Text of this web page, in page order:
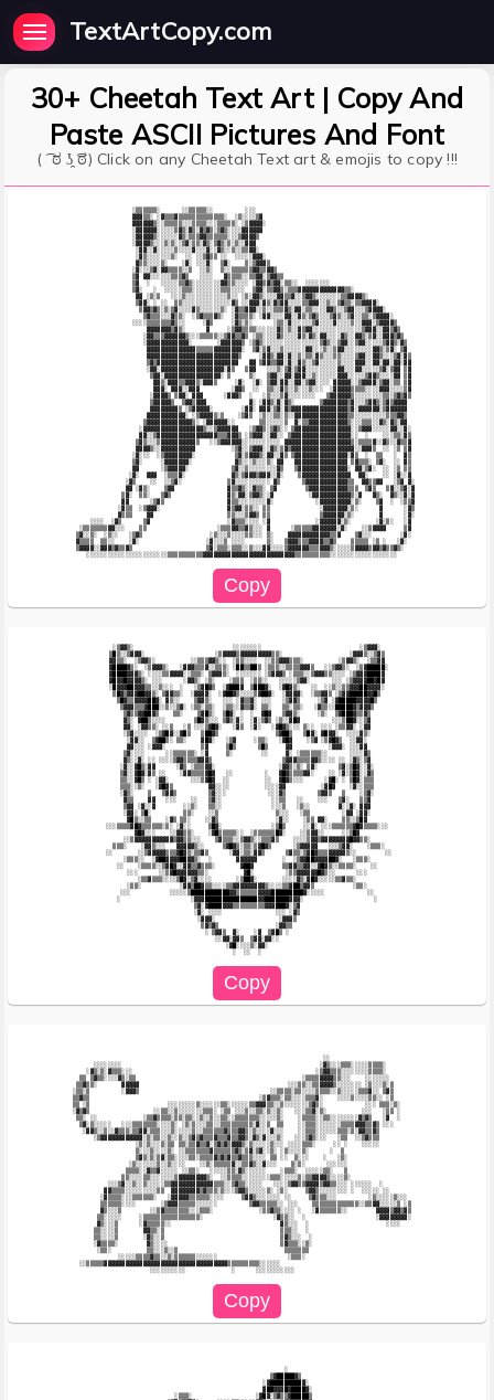
TextArtCopy.com
30+ Cheetah Text Art | Copy And
Paste ASCII Pictures And Font
( ͡ ಠ ʖ̯ ͡ಠ) Click on any Cheetah Text art & emojis to copy !!!
                ░▒▒▒▒▒▒░      ░░▒▒▒▒▒░░         ░░░
                ▓▓▓▒▒░ ░▓▒▒▒▓▒▒▒▒▒▒▒▒▒▒▒▒▒░  ░▒░░░░▒▓
                ▓▓▓▓▓▓▒░░▒▒▒▒▒░░░▒▒▒▒░░░▒▒▒▒▒░ ░▒▓▓▓▓░
                ░▓▓▓▓▓▓░░░░░▒▓▒░▓▒░▓▒▓▒░▒▓▒░░░░▓▓▓▓▓▓
                ░▓▓▓▓▓▒░░░░░░▓▒░▒▒▒▓▓▒▒▒▒▒▒░░░▒▓▓▓▓▒
                ░▓▓▓▓▒░░░▒░▒░░▒▓░▒▒░▓▒░▒▓▒░▒░▒░░▓▓▓
                 ░▓▓░░▓░░░░░▒░░░░▓░░░▓░░▓▒░░▒░░▒▒▓▓░
                 ░▓▒░░░░░░░▒░  ░░ ░░▒▓▒▒ ░░  ░░░░░▓▓▓░
                 ▓▒▒░░░░▒░    ░▓░ ░░░▓░  ▒▓░    ▒░▒▓▓▓▒
                ░▓░░░▒▓░▓▓▒▒▒▒░░▒  ░░▒░  ▒░░▒▒▒▒▒▒▓▓▒▒▓▓▒
                ▒▓ ▓▓░░░░░░▒▒▒▓▒   ░░░░   ▓▒▒▒▒░░▒▒▓▓░▒▓▓▒▒
                ▒▓  ░   ░░░░░▒▒▓▒░░░░░░░░▓▓▒▒░░░░ ░▓▓▒▓▒▓▓░▒▒░░  ░░░░░░░
                ▒▓░   ░  ░░░░░▒▒▒░░░░░░░░▒▒▒░░░░  ▒▓▓░▒▒▓▓▒░▒▒▒▓▓▓▓▓▓▓▓▓▓▓▓▓▒▒░
                 ▓▓ ░▒░▒   ░░░▒░░░░░░░░░░░░▒░░ ░▒░▓▓▒░░░░▓▓▒▒▓░░▒▓▓▒░░░░░░░▒▒▓▓▓▓▒░
                 ▒▓▓░ ░ ░░  ▒▒░░░░░░░░░░░░░░▓▒ ░░▓▓▓░▓▒░▓▒▓▓░░░░▒▒▓▓▓░░▒░░▒▓▒▒░▒▒▓▓▓▓░
                  ▒▓▓▒▓▒░▒░▒▓░░░░▓▒░░░░░░▒░ ░▓▒▒▓▓▓░░▒░░▒▒▒▓▒░▓▓░▒▒░░░░▓▓▒░░▒▓▓░░░▒▓▓▓▓░
                   ▒▓▒▒▒░░░▓▒▒░  ░▒▓▒▒▒▓▒░  ░▓▒▒▒▒░ ░▓▓░░░░▓▓░░▓▒░▒▓▒░░░▒▓▒░░▒▓░░▒▒░▒▓▓▓▓░
                ░░░░▒▒▒▒▒▒▒▓▒░░     ░▓▒     ░▓▒░▒░      ░▒▒░▓░░░░░░▒▓░░░░▓░░░░▒░░▓▓▓░▒▓▓▓▓▒
                    ▓▓▓▓▓▓▓▒▓▒░      ▓     ░▒▓▓▒▒▒▒░░░░░░▓▒░▒░░▓▒▓▓░░░░░░░░░░░░░░▒▓▓▓░░▓▓▒▓▒
                   ░▓▓▒▒▒▓▓▓▓▓▓▒░░░▒▒▒▒▒░░▒▓▓▒▒▓▒ ░▒▒░░░░▓▒░░░░▓▒░▓▒░▓▓░░░░▓▒░░▓▓▒░▒▓░░▓▓▓▒▓▒
                   ░▓▓▓▓▓▓▓▓▓▓▓▓░       ░▓▓▓▓▓▓▒ ░▒▓▒░░░░░░░░░░░░░░░░▒▓▒░░▒▓▓░░▒▓▓░░░░░▒▓▓▒░▓▒
                    ▓▓▓▓▓▓▓▓▓▓▓▓▓▓▒▒▒▒▒▓▓▓▓▓▓▓▓░  ▒▓░▒▓░░░▒░░░░░░▓▓░░░▒░░▒▓▓░░░░░░░░▓▓▒░▒▓░ ▒▓
                    ▓▓▓▓▓▓▓▓▓▓▓▓▓▓▓▓▓▓▓▓▓▓▓▓▓▓▒     ░▓▓▒░▓▓░▓░░▒░▒▒░▓▒░░░▒▒░░░░▒▓▓░░▓▓▒░░░▒▓░▓▒
                    ▒▓▒▓▓▓▓▓▓▓▓▓▓▓▓▓▓▓▓▓▓▓▓▓▓▓   ▓▓ ▒▓▓▒▒▓▓░▓░░▓▒░░▒▓░░░░░▒░░░░▓▓▓░░▓▓░▓▓░▓▓░▓▓
                    ░▓▓░▓▓▓▓▓▓▓▓▓▓▓▓▓▓▓▓▓▓░▓▒   ▒▓▓   ░░░▒░▒▓░▒▓▓░░░░░░░░░▓▓░░░▓▓░░░░░▒▓░▒▓▓ ▒▓
                     ▒▓▓░▓▓▓▓▓▓▓▓▓▓▓▓▓▓▓▓░ ▒     ▒░   ▒▓▓░░▓▓░▓▓▓░░▒░░░░░░▓▓▓░░░░░▒▓▓▒░░░░▓▓ ▒▓
                      ▓▓▒░▓▓▓▒▒▓▓▓▒░▓▓▓▒     ░▓░  ░▓░ ▒▓▓░▓▓░░▓▓░▒▓▓░░░░ ▓▓▓▓▓░░▒▓▓▓▓░▒▓▓░▒▒ ▒▓
                      ▓▓▓░ ▓▓▓░░▓▓▓         ░▓▓▒  ░░  ▒▒░░▓▒░░▒░░░▒░░░  ░▓▓▓▓▓▒▒▒▒░░░░▓▓▓░░░░▒▓
                     ░▓▓▓▓▒ ▒▓▓░ ▓▓▓      ░▓▓▓▒  ░   ░▒░░░▒▓░░░░░░░░   ▒▓▓▓▓▓▓▒░░░░░░░░▒▒░▒▓▒▓▒
                     ▒▓▓▓▓▓▒  ▒▓▓▒▓▓▓            ▓░ ░▓▓▒░▓░▓▒░       ▒▓▓▓▓▓▓▓▒▓░░░▒▓▓▒░▒▓▒▓▓▓▓
                     ▓▓▓▓▓▓▓▓▒ ░▒▓▓▓▓▓░        ░▓▓░ ▓▓▓░▒▓░▓▒▓▓▓▓▓▓▓▓▓▓▓▓▓▓▓▓▒▓░▓▓▓▓▓▓░▒▓▓▓▓▓▓
                    ▓▓▓▓▓▓▓▓▓▓▓░ ░▒▓▓▓▓▒░▒    ░▒▓▒  ░▒░░▒▒░▒░░▓▓▓▓▓▓▓▓▓▓▓▓▓▓▓▒▒░░░░░░░░░▒▒▒▓▓▒
                   ▒▓▓▓▓▓▓▓▓▓▓▓▓▓▒░ ░▓▓▓▓▓▓░░       ▒▒░░░░░▒  ▓░▒▒▓▓▓▓▓▓▓▓▓▓▓▒░░░▒▒▒░░▓▒░▓▒░▓▓
                  ░▓▓▓▓▓▓▓▓▓▓▓▓▓▓▓▓▓▒░░▒▓▓▓▓▓▓   ░▒▓▓▒░▒▓▒░░ ▒▓▓▓▓▓▓▓▓▓▓▓▓▓▓▓▓░░▒▓▓▓░░░░░▓▓░░▓░
                  ▓▓░░▒▓▓▓▓▓▓▓▓▓▓▓▓▓▓▓▓▓▒▒▒▓▓▓▒ ░▒▓▓▓░░▓▓░░ ▒▓▓▓▓▓▓▓▓▓▓▓▓▓▓▓▓▓░░  ░    ░░░▒▒░▓▒
                 ▒▓▒░░░▒▓▓▓▓▓▓▓▓▓▓▒   ░░▒▓▓▓▓▓▓░░░░░░░░░░░ ▓▓▓▓▓▓▓▓▓▓▓▓▓▓▓▓▓▓▓▒░▒▒▒▒▓░░▓▒░░▓▒▒▓
                 ▓▓▓▓▒░░▓▓▓▓▓▓▓▓▓▓          ░▒▓░░▒▓▓▓░░▓▒░▒▓▒▓▓▓▓▓▓▓▓▓▓▓▓▓▓▓▓▓▓░░▓▓▓▒  ░░ ░▒ ▒▓
                ░▓░░░  ░▒▓▓▓▓▓▓▓▓░           ▒▓░▒▓▓▓▒░▓▓░░▓▒ ▒▓▓▓▓▓▓▓▓▓▓▓▓▓▓▓░▓▒  ░  ▒▒   ░  ▓▒
                ▒▓░     ░▓▓▓▓▓▓▓░            ▓▒░░░▒░░░▒░ ▓▓   ▓▓▓▓▓▓▓▓▓▓▓▓▓▓▓ ▒▓▒▒▒░ ▒▓░  ░░ ▓▒
                ▓▓      ░▒▓▓▓▓▓░            ▒▓░░▒░░░░░░░░▓▒   ▒▓▓▓▓▓▓▓▓▓▓▓▓▓▓░ ▓▓░▒▓░  ░░ ░▒ ▒▒
               ░▓░  ▓▓▓  ░▒▒▒▓░             ▓▒░▒▓▓▓▒▓▓▓░░▓░    ▒▓▓▓▓▓▓▓▓▓▓▓▓▓▓  ▓▓░    ░░ ░▓░░▓
              ░▓▒    ░░  ░░▒▓░             ▒▓░░░░░░░░░░ ▓▒      ▒▓▓▓▓▓▓▓▓▓▓▓▓▒▒  ▓▓▒▒▓▓   ░▒▓ ▓░
              ▓▓ ░▓▒░    ▒▓▓               ▓▒▒▓▒░░▓▒▒░ ▒▓        ▒▓▓▓▓▓▓▓▓▓▓▓▒▒▒  ▒▓▒   ▒▓░░▒▓░▓
             ▒▓░  ▒▒░   ▒▓▒                ▓▒░▓▓░▒▓▓▒░░▓          ░▓▓▓▓▓▓▓▓▓▓▓▒░▓   ▓▒░  ▓▒░░▓░▓
             ▓▓      ░▒▓▒                  ▓▒▒░░░░░░░░▓░            ░▓▓▓▓▓▓▓▓▓░▒░    ▒▓  ░  ░▒▒▓
            ░▓▒▒  ░▒▓▓▓░                   ▓▒▓▓░▒▒░░ ▒▒              ░▓▓▓▓▓▓▓░▒░      ▓      ░▓▒
            ▓▒▒▒    ▓▓                     ▒▒░░░▒▓▓▒ ▒▒              ▒▓▓▓▓▓▓░▒░       ▓      ░▓░
    ░░░░  ░▓▒      ▒▓                      ░▓▒▒▒░░░░ ░▓             ░▓▓▓▓▓▓░▒░       ░▓░▒░   ░▓
░▒▒▒▒▒▒▒▓▓░░░    ▒▒                    ░▒▒▒▓▓▒▒▓▒░░░ ▓      ░▒▒▒▒▒▓▓▓▓▓▓▓░▓░    ░░▒▓▓▓▓     ▒▓
▒▓░░▒░  ░▒░░   ░▒▓▒                   ░▒░░░▒░░░░▒▒░░░ ▒░    ▓▓▓▓▓▓▓▓▓▓▓▓▒▒▓    ▒▓░░░        ░▓░
▓▒▒▒▒  ▒▒░░    ░▓░                   ░▓░░░▒ ░░░░      ▒░   ▒▓▓▓▒▒▒▓▓▓▓▒▒▓▒    ▒▒▒▒▒ ░▒ ░   ░▓░
▒▓▓▓▓░░▓▓▓▒▓▒▒▓▒                     ▒▓░▒▒▒░▒▒▒░░▒░░░▓▓░░░░▒▓▓▓▓▓▓▒▒▒▓▓▓▒░░░░░▒▓▓▓▓▒▓▓▒▓▒▒▓▒░
     ░▒▓▓▒░                            ░░░░░░░░                            ░▒▓▓▓░
    ▒█▒░░▒▓▓▓░                    ░▒▓▓▓▓▒▓▓▓▓▓▓▓▓▓▒▒░                   ░▓▓▓▒░░▒▓▒
    ▓▓▒▒░  ░▒▓▓▒░          ░░▒▒▒▓▓▒░░  ░▒▒░░░░  ░░▒▒▓▓▓▒▒▒░          ░▒▓▓▒░  ░▒▒▓▓
    ▓████▓▒░  ░▒▓▓▓▒░   ░▓▓▓▒▒▒▓░░▒▒▒░ ░██▒▒██▒ ░▒▒▒░░▒▒▒▒▓▓▓▒   ░░▒▓▓▒░  ░▒▓█████░
    ▓████▓▓▓▒░ ░░░░▒▒▓▓▓▓░░▒▒▒░ ▒▓▓▓▒░  ░░░░░░░ ░▒▓▓▓▒ ░▒▒▒░░▒▓▓▓▒▒░░░░ ░▒▓▓▓████▓
    ▓█▓▓█▓▓▓▓▒░ ░░░      ░▓▓▒░ ░▒░    ░▒▒▒  ░▒▒░░   ░░░░░▒▓▓░      ░░░ ░▒▓▓▓▓██▓█▓
    ░█▓▓▓██▓▓▓▒▒░░▒░░░  ░   ░▒▓█▓▒  ░▓███▓  ▒███▓░  ░▓█▓▒░   ░░  ░░▒░░▒▒▓▓▓██▓▓▓▓░
     ▒█▓▒▓▓▓██▓▓▒░ ▒▓▓▒▒░  ░▓▓▓▓░  ░▓██▓▒░░░░▒▓██▓░  ░▓▓▓▓░  ░▒▒▓▓▒ ░▒▓▓█████▓▓█▒
      ▒█▓▒▒▓▓▓▓██▓░ ▓▒░░    ▒▓▓▒░   ░░░ ░▓▒▒▓░ ░░░   ░▒▓▓▒     ░▒▓ ░▓█████▓▓▓▓█▒
       ▒▓▓▓▒▒▒▓███░░▒░░▒▓░ ░▒▒░▒▒░  ░▒▒░░▓▒▒▓░ ▒▒░   ▒▒░▒▒░   ░▓▒▒░░█████▓▒▓▓▓▒
        ▒▓▒▒▓▓██▓▒    ▒▒░    ▒▓█▒░  ▒█▓░ ░  ░  ▓█▓   ▒▓▓▒░     ░▒░  ▒▓███▓▒▒▓▒
        ▓▒░ ▓██▒░░░░        ▒█▓▒░░░ ▒▓▒░▓░  ░▓░▒▓▒ ░▒░░▓█▓         ░░░▒██▓░░▒▓
        ▓▓░ ░▓▓▒▒░ ░░▒   ░▒ ░░░▒▓█▓░   ░▓▒  ░▓░   ░▓█▓▒░░░ ▒░░  ░░░ ░▒▒▓▓░ ░▓▓
        ░▒▓░░░░  ░▒▓█▓░░▓█▒   ▒██▓▒                ▒▓██▒   ▒█▓░ ▓█▓▓░  ░░░░▓▒░
         ░▓▓░░  ▒▓██▒░ ▒▒░    ▓█▓░   ░▒▓     ░▒▒░   ░▓█▓    ░▒▓ ░▒▓█▓▒  ░░▓▓░
         ▓▓░░░ ░▓▓▓░          ▒▓     ▒█▒      ▒█▒     ▓▓          ░▓▓▓░ ░░░▓▓
        ▒▓░░░░      ░░▒▒▒▒▒▒░ ░▓     ▒░        ░░     ▓░ ░▒▒▒▒▒▒░░      ░░░░▓▒
        ▓▒░░▓░ ░░ ░░░░▒▓▓▒▒▒▒▓▓▓▒                    ▒▓▓▓▒▒▒▒▓▓▒░░░░ ░░ ░▓▒░▒▓
       ░▓░░▓█▒░▓▓      ░▓▒ ░▒▒▒▓▓░                  ░▓▓▒░▒░ ▒▓░      ▒▓░▒█▓░░▓░
       ▒▓░░▓█▓░▓▒ ░░    ░▓▓▒▒▒▒▓█▓   ░░         ░   ▓█▓▒▒▒▒▓▓░    ░░ ░▓░▒█▓░░▓▒
       ▒▒░░▓█▒ ░ ░▓▓░      ░░░▒▓█▓  ░░          ░░  ▓█▓▒░░░      ░▓█░ ░ ▒█▓░▒▒▒
       ▒▒▒░░▒░   ░▓█▓▒          ▓▓░░░░          ░░░░▓▓          ░▓█▓    ░▓░░▒▒▒
       ░▓▒░    ▒   ▒▓▓▒         ▒▓░░░            ░░░▓▒         ▒▓▓▒   ▒    ░▒▓░
        ▓▒▒    ▓▓   ░░░    ░░   ▒▓░░              ░░▒▒   ░░    ░░░   ▒▓░   ▒▒▓
        ▒▓▓ ░▓░░▓        ░░▒░   ▒▒░░              ░░░▒   ░▒░░        ▓░░▓░ ▓▓▓
        ░▓▓░ ▒█░         ▒▒░    ░░▒                ▒░░░   ░▒▒         ░▓▓ ░▓▓░
         ▓█▒░░▒▒    ░▓▒ ▒▒░    ░░▓▒                ░▓░░    ░▒▒ ▓▓░    ▒▒░░▒█▓
   ░░░▒▒▒▒▓█▓▒▒▒▒▒▒░▒░ ░▓░░     ▒█▓░              ░▒█▒     ░░▓░ ░░░▒▒▒▒▒▒▓█▓▒▒▒▒░░░
           ▓█▓░░░    ░░▓▓▒▒░    ░▓█▒▒▒▒▒░░  ░▒▒▒▒▒▒█▓░    ░░▒▓▓░░     ░░▒█▓
        ░░▒▓▓▓▓▓▓▓▓▓▓▓▒▓▓▒▒░░░    ▒▓▒▒▒░░▒▓▓▒░░▒▒▒▓▒    ░░░░▒▓▓▒▓▓▓▓▓▓▓▓█▓▓▒▒░
     ▒▒▒░    ░▓▓▒░░░   ▓▓▓▓▓▒░░     ▒▓█▓▒░▒▒░▒▓█▓▒      ░▒▓▓▓▓▓   ░░░▒▓▓░    ░▒▒▒░
   ░░       ░░▒▓▓▓▓▓▒▒▒▓█▓▒░▒▒▓▒      ░▓▓░▒▒░▓▓▒      ▒▓▒▒░▒▓█▓▒▒▒▓▓▓▓▓▒░░        ░░
        ░▒▒▒░░  ░▓██▓▓▓▓██▓▓▒░  ░       ▓▓▓▓▓▓       ░  ░▒▓▓██▓▓▓▓██▓░   ░▒▒▒░
      ░░    ░▒▒▒▒░░▒▓█▓░░▓▓▒▒▓▒▒▒░       ▓██▓        ▒▒▓▓▒▒▓▓░░▓█▓▒░░▒▒▒▒░    ░░
         ░░░      ░░▒▓█▓▓▓▓▓▓▒▒░          ▓█░         ░▒▒▓▓▓▓▓▓█▓▒░░      ░░░
            ░▒▒▓▒▒▒░░░░▒█▓░▒▓░░░░       ░▒██▓░       ░░░░▓▒░▓█▓░░░░░▒▒▓▒▒░
         ░▒▒░           ░▓▓▒██▓▒▒░░░░▒▒▓▓▓▓▓▓▓▓▓▒░░░░▒▒▓██▒▓▓▒           ░▒▒░
       ░░░           ░░░░░▒███████████▓▓▒▒▒▒▒▒▓▓▓▓█████████▓░░░░░            ░░
      ░                    ░▓▓▓███████████████▓▓███████▓▓▓░                    ░
                            ▒▓░▓████▓▓▓▒▒▒▒▒▒▒▒▒▓▓▓███▓░▒▓
                            ░▓░ ░░░░               ░░░ ░▓▒
                             ░▓▓▓░                  ░▓▓▓▒
                              ▒▓▒▓▒                ░▓▓▒▒
                               ░ ▒▓▓▒  ▓░    ░▓  ▒▓█▒ ░
                                  ░░▓▓░▓▓▒  ▒▓▓░▓▓░░
                                     ░▓█░░░░▒░▓▓░
                                                                                ░░
               ░░░░░░░░                                                        ░▓▒░░░▒▒▒░░░░░▒▒▒▒░
             ░▓▒░▒░▓▒▒▒░░░                                                    ░▒▓▓▒▒▒░░░░░░░░▒▒▒▒░
           ▒▒ ▒▓▒▒░░░░▓▒░▒▒                                               ░▒▒▒▒▓▓▓▓▒▒░░░    ░░░░░░░
          ▒▒▓▒▒░       ▓▓▓▓▓                                          ░░░▒▒░░▒▒▓▓▓▓▒░░░░░░░ ░▒░░░▒░▒
         ░▒▒░▒         ░▓▓▓▒                                     ░░▒▒▒▒░▒▒░░░░▒▒▒▒░░▒░░░░░▒▒▒▓░░ ▒▓▒
         ▒▒▓▒▒                                                ░▒▓▒▒▒░▒▒░░░░▒▒▒▓░    ░░░░▒░░░░▒▒░░ ░▒
         ▒▒ ░▒                      ░░░░░░░░▒░░░░░░▒▒░░░░░░▒▒▓▓▓▒▒░░▒░░░░░░░▒▓▒░            ░░░ ▒▒▒░▒░
         ░▓▒▓▒                  ░░▒▒░░▒░░░░░░░▒▒▒░ ░▒▒ ░░░▒░░▒▒░▒░░▒░   ░░░▒▒▓░▒░          ░░░   ░▒▒ ░
          ▒▒░ ░░             ░▒▒▓▒▒▒▒░▒▒░▒▒░░▒░░▒░░▒▒░░▒▒▒▒▒▒▒░░░░░▒░    ░▒▒▒▒░░▒▒░░░░░░░░▓▒▓▒   ░▓  ░
           ▒▓░▒░░░░░   ░░░▒▒▒▒▒▒▒░░░░▒░ ░▒░▒░░░▒▒░░▒▒▒▒▒▒▒▒▒░▓░░▒  ▒▒    ░░▒▒▒░░░░░░░▒▒▒▒▓▓▓▒▒▓▒ ░░░
            ░▓▓▒░░▒░░▓▒▒▒░▒▒▓▓░▒▒▒░░░▒░░░░░▒░░▒▒▒▒▒▒▓▒▒▒▓▓▒░▒░░░░▓░░░    ░░▒▒▒░░░░░░▒▒▒░▒░▓▓▒▒▓▒
               ░▒▓▓▓▓▓▓▓▓▓▓▓▓░▒░▒▒░░▒░░▒░░▒▓▒▓▒▒▒▓▒▒▒▓▒▒▓▓▒░▓▒░▓░░░▒░   ░░░▒▓▒░░░   ░▒▒  ░░▒▓▒▒▒
                           ░▒░▒░░░▒░▒▒ ▒▒░▒▒▓▒▒▓░▒▓▒▓▒▓▓▓▒░▒░░░░░▒░░░ ░░░░▒▒▒░     ░░ ░    ░░░░░
                           ▒░░░▒░░░░▒░ ░░▒▒▒▒▒▒▒▓▒▒▒▒▒▒▓▒░▒▓░▒▓░░▒░ ░▒░░░░▒░      ░  ▒
                           ▒▓▒░▒░▒▓░▒▒░░░░▒▒░▒▒▒▒▓▒▓▒▓▒▒▓▒▒▒░░░░ ▒▒ ░░  ▒░░░    ░   ░▒░
                         ░▒░░░░░░▒░░▒░░░░    ░░▒░▒▒▒▒▒▓░░▒▒▓▒░░▓░░░    ▒░▒░      ░░░░░░
                        ▒▒▒▒░░▓▒▒▓░░░░░ ░░▒▒░   ░░░░░▒▒░▓▒░░░░░░    ░▒▒▒░  ░░░░░▒▒░   ▒
                       ▒▒░░░░▒▒░░░░░░░▒▓▓▓▓▓▓▓▓▒░  ░░▒▒▒▒░░░░░░░░▒▒▒░░░░░▒░▒▒▓▓▓▓▒░░░░▒░
                   ░░░▒▓░░▒░░▒░░░░░▒▒▓▓▓▓▓▓▓▓▓▓▓▓▒▒▒░░▒▓▒▒░░░░░   ░░░░▒▓▓▒▒▓▓▓▓▒▓▓▒▒░░░ ░░░░░░  ░
                  ▓▓▒▒▒▒░░░░░░░░░▒▒  ▓▓▓▓▓▓▓▓▒▓▒▒▒░▒░░░▒▓▓▒░░░░░▒░ ░▒░     ▒▓▓▒░░░░░░░░ ░  ░░░░░ ░░
                 ░▓▒▒▒▒░░░▒▒▒▒▒▒░   ░▓▓▓▓▓▒▒▒▒▒▒░░░░     ▒▓▓▒░░░░░░░ ░░     ▒▓▒▒▒░░░         ░▒░░░░░▒░░░
                 ▒▒▒▒▒▒░░░░       ░▒▓▓▓▒▒▒▒▒░░░░░░         ▒▓▓▒▒▒▒▒░░ ░░░    ▒▒▒▒▒▒▒▒▒▒▒▒▒░░▒▒▓▓░░░░░▒ ░▒
                 ▓▒░░░▒        ░░▒▓▒▒▒▒▒▒▒░░░▒▒▒░             ░▒▒▓▒▒░░░░ ░   ░▓▒▒▒▒▒▒░░        ▓▓▓▓▒▓▓▒▓▒
                ▒▒░░░░░     ░▒▒▒▒▒▒▒▒▒▒▒▒▒▒▒▒░                    ░▓▒▒░░  ░                    ░▓▓▓▓▓▓▓▓░
                ▓▒░░░▒      ░▓▒▒▒▒▒░░                               ▓▒░░░  ░                      ░░░░
               ▒▒░░░░▒       ▓▓▒▒░▒                                 ▒▒▒░░  ░
               ▒▒░░░░▒       ░▓▒░░▒                                 ▒▓▒░░░  ░
               ░▓▒▒▒▒░        ▓▒░░░░                                ▒▓▒▒▒░░▒░
                ░▒▒░          ▒▒░░░▒░░▒                              ▒▒▒▒▒▒▒
                      ░░░░░▒▒▒▒▓▒▒░░▒░▒▒▒▒▒▒░░░░░░                    ░▒▒▒░
           ░░▒▒▒▒▒▓▓▓▓▓▓▓▓▓▓▓▓▓▓▓▓▓▓▓▓▓▓▓▓▓▓▓▓▓▓▓▓▓▓▓▒▒▒▒▒▒▒▒▒░░░░░░
                                                                     ░
                                                                 ▒▓█████▓▒
                                                               ░▓█████████▓░
                                                               ▓██▓▓▓█▓████▓░
                                      ░▒▒▒░                  ░▓█▓░▒▓▒▒▓█████▒